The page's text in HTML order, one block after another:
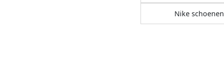
Nike schoenen